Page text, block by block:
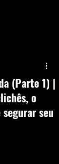
(Parte 1) |
o
seu